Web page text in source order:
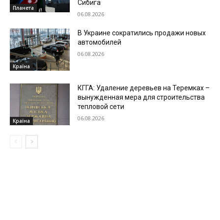
Планета
Сибига
06.08.2026
Країна
В Украине сократились продажи новых
автомобилей
06.08.2026
Країна
КГГА: Удаление деревьев на Теремках –
вынужденная мера для строительства
тепловой сети
06.08.2026